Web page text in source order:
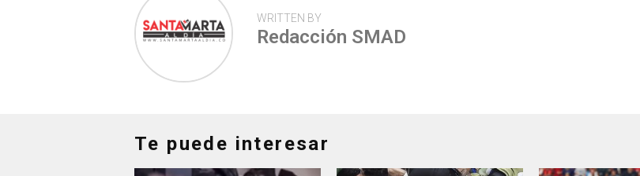
WRITTEN BY
Redacción SMAD
Te puede interesar